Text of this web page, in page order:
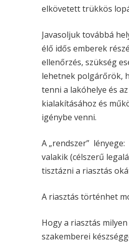
elkövetett trükkös
Javasoljuk továbbá
élő idős emberek
ellenőrzés, szükség
lehetnek polgárőrök,
tenni a lakóhelye és
kialakításához és
igénybe venni.
A „rendszer”
valakik (célszerű
tisztázni a riasztás
A riasztás történhet
Hogy a riasztás
szakemberei